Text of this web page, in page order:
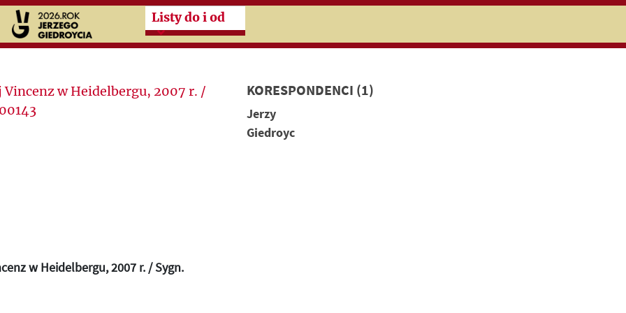
Przeskocz do treści zasadniczej
Listy do i od
w Heidelbergu, 2007 r. / Sygn.
KORESPONDENCI (1)
Jerzy
Giedroyc